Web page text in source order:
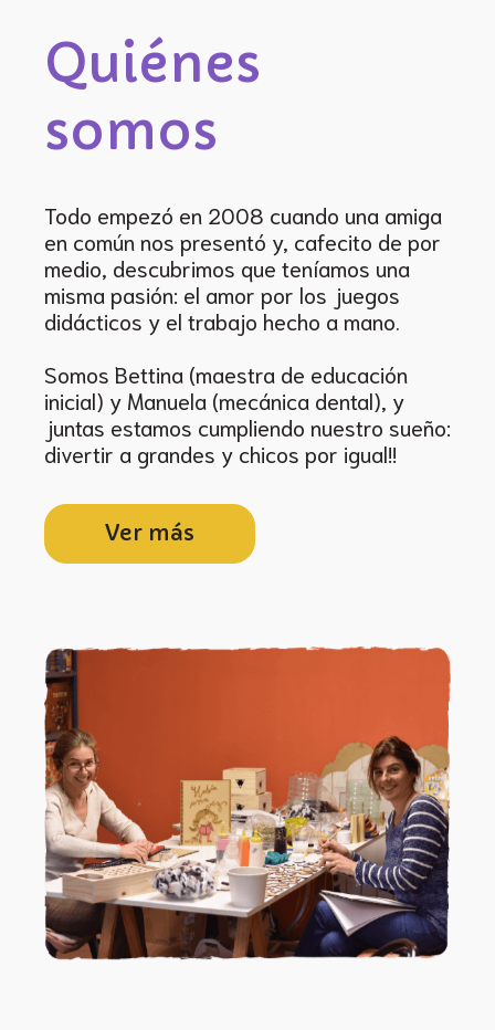
Quiénes
somos
Todo empezó en 2008 cuando una amiga
en común nos presentó y, cafecito de por
medio, descubrimos que teníamos una
misma pasión: el amor por los juegos
didácticos y el trabajo hecho a mano.
Somos Bettina (maestra de educación
inicial) y Manuela (mecánica dental), y
juntas estamos cumpliendo nuestro sueño:
divertir a grandes y chicos por igual!!
Ver más